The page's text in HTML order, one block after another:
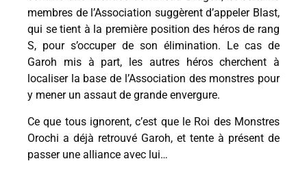
membres de l’Association suggèrent d’appeler Blast,
qui se tient à la première position des héros de rang
S, pour s’occuper de son élimination. Le cas de
Garoh mis à part, les autres héros cherchent à
localiser la base de l’Association des monstres pour
y mener un assaut de grande envergure.
Ce que tous ignorent, c’est que le Roi des Monstres
Orochi a déjà retrouvé Garoh, et tente à présent de
passer une alliance avec lui…